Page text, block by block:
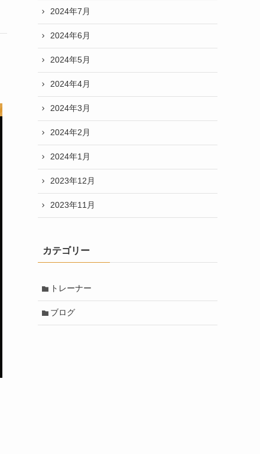
2024年7月
2024年6月
2024年5月
2024年4月
2024年3月
2024年2月
2024年1月
2023年12月
2023年11月
カテゴリー
トレーナー
ブログ